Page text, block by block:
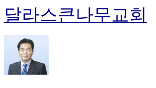
달라스큰나무교회